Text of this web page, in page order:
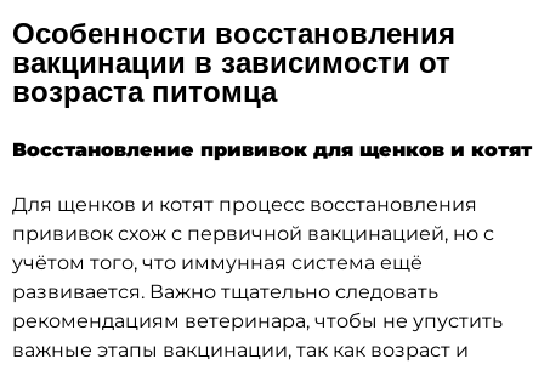
Особенности восстановления
вакцинации в зависимости от
возраста питомца
Восстановление прививок для щенков и котят
Для щенков и котят процесс восстановления
прививок схож с первичной вакцинацией, но с
учётом того, что иммунная система ещё
развивается. Важно тщательно следовать
рекомендациям ветеринара, чтобы не упустить
важные этапы вакцинации, так как возраст и